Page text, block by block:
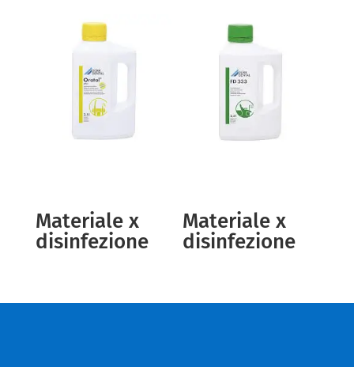
Materiale x
disinfezione
Materiale x
disinfezione